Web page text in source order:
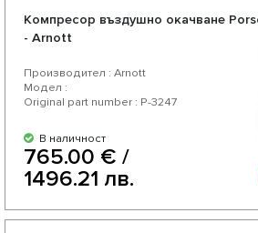
Компресор въздушно окачване
- Arnott
Производител : Arnott
Модел :
Original part number : P-3247
В наличност
765.00 € /
1496.21 лв.